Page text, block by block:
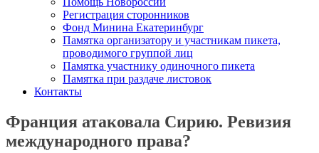
Регистрация сторонников
Фонд Минина Екатеринбург
Памятка организатору и участникам пикета,
проводимого группой лиц
Памятка участнику одиночного пикета
Памятка при раздаче листовок
Контакты
Франция атаковала Сирию. Ревизия
международного права?